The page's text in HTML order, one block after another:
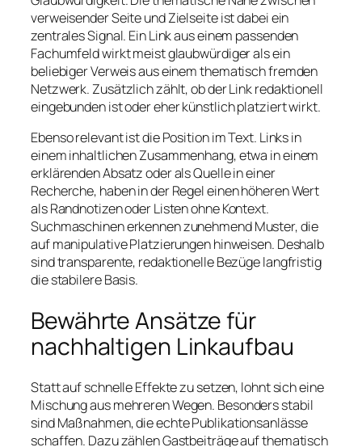
verweisender Seite und Zielseite ist dabei ein
zentrales Signal. Ein Link aus einem passenden
Fachumfeld wirkt meist glaubwürdiger als ein
beliebiger Verweis aus einem thematisch fremden
Netzwerk. Zusätzlich zählt, ob der Link redaktionell
eingebunden ist oder eher künstlich platziert wirkt.
Ebenso relevant ist die Position im Text. Links in
einem inhaltlichen Zusammenhang, etwa in einem
erklärenden Absatz oder als Quelle in einer
Recherche, haben in der Regel einen höheren Wert
als Randnotizen oder Listen ohne Kontext.
Suchmaschinen erkennen zunehmend Muster, die
auf manipulative Platzierungen hinweisen. Deshalb
sind transparente, redaktionelle Bezüge langfristig
die stabilere Basis.
Bewährte Ansätze für
nachhaltigen Linkaufbau
Statt auf schnelle Effekte zu setzen, lohnt sich eine
Mischung aus mehreren Wegen. Besonders stabil
sind Maßnahmen, die echte Publikationsanlässe
schaffen. Dazu zählen Gastbeiträge auf thematisch